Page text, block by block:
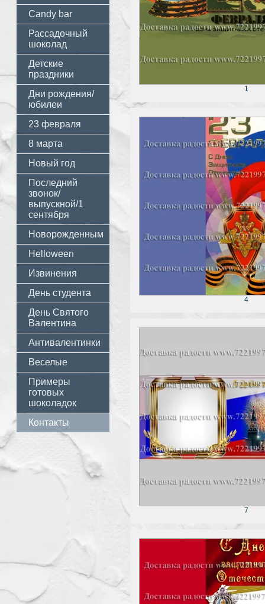
Candy bar
Рассадочный
шоколад
Детские
праздники
Дни рождения/
юбилеи
23 февраля
8 марта
Новый год
Последний
звонок/
выпускной/1
сентября
Новорожденным
Helloween
Извинения
День студента
День Святого
Валентина
Антивалентинки
Веселые
Примеры
готовых
шоколадок
Контакты
1
4
7